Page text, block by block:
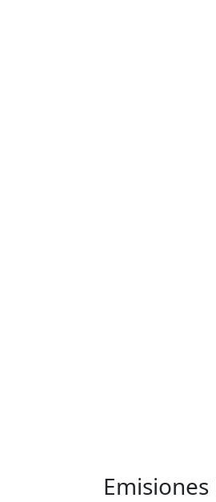
Emisiones